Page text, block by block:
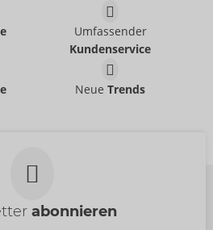
Umfassender
Kundenservice
NeueTrends
abonnieren